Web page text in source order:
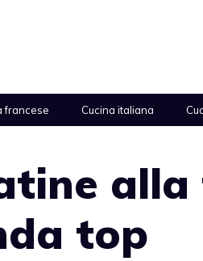
francese Cucina italiana
top